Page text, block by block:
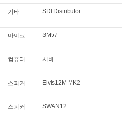
기타 SDI Distributor
마이크 SM57
컴퓨터 서버
스피커 Elvis12M MK2
스피커 SWAN12